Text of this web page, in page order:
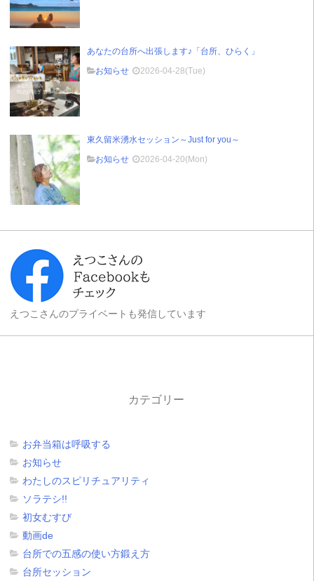
あなたの台所へ出張します♪「台所、ひらく」
お知らせ
2026-04-28(Tue)
東久留米湧水セッション～Just for you～
お知らせ
2026-04-20(Mon)
えつこさんのプライベートも発信しています
カテゴリー
お弁当箱は呼吸する
お知らせ
わたしのスピリチュアリティ
ソラテシ!!
初女むすび
動画de
台所での五感の使い方鍛え方
台所セッション